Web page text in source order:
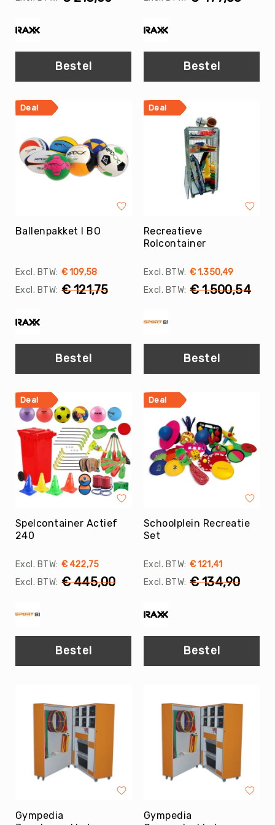
Trefballen
Foamballen
ballen
Pleinballen
Ballenpakketten
Sportballen
-
Pakketten
Balaccessoires
Ballentassen
Naalden
EDUCATIE
Speelballen
Foamballen
Luchtgevulde
ballen
Pleinballen
Speciale
Skippyballen
Leerlijnen
Gooien
Mikken
Samenwerken
Circus
&
Jongleren
Rijden
Zwaaien
Muziek
Bestel Bestel
Deal
Ballenpakket I BO
€ 109,58
€ 121,75
Bestel
Deal
Recreatieve
Rolcontainer
€ 1.350,49
€ 1.500,54
Bestel
Deal
Spelcontainer Actief
240
€ 422,75
€ 445,00
Bestel
Deal
Schoolplein Recreatie
Set
€ 121,41
€ 134,90
Bestel
Gympedia
Gympedia